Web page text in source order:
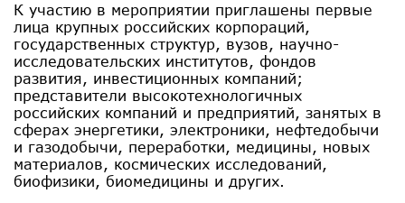
К участию в мероприятии приглашены первые
лица крупных российских корпораций,
государственных структур, вузов, научно-
исследовательских институтов, фондов
развития, инвестиционных компаний;
представители высокотехнологичных
российских компаний и предприятий, занятых в
сферах энергетики, электроники, нефтедобычи
и газодобычи, переработки, медицины, новых
материалов, космических исследований,
биофизики, биомедицины и других.